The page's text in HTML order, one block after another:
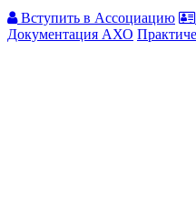
Вступить в Ассоциацию
Документация АХО